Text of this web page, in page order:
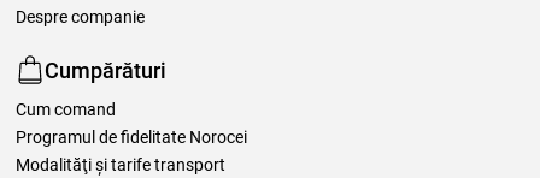
Despre companie
Cumpărături
Cum comand
Programul de fidelitate Norocei
Modalităţi şi tarife transport